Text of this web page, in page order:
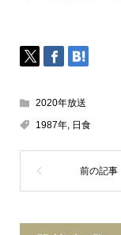
2020年放送
1987年, 日食